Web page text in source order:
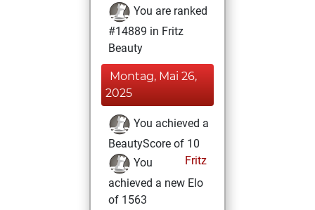
You are ranked
#14889 in Fritz
Beauty
Montag, Mai 26,
2025
You achieved a
BeautyScore of 10
Fritz
You
achieved a new Elo
of 1563